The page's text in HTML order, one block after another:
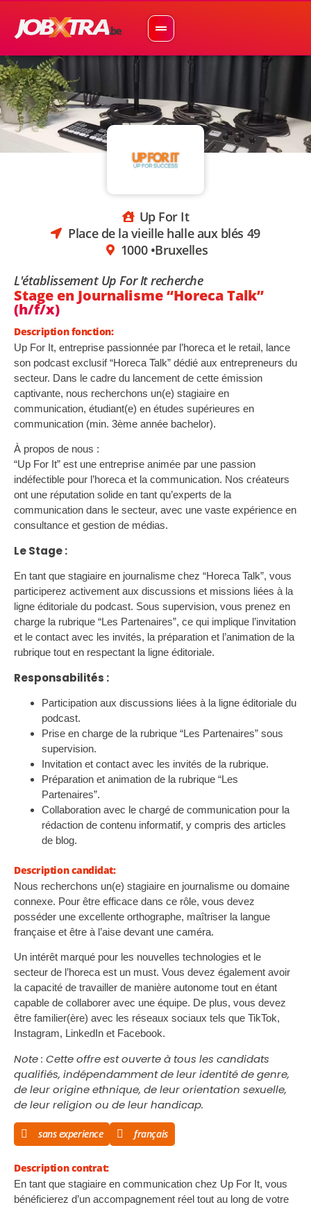
Up For It
Place de la vieille halle aux blés 49
1000 •Bruxelles
L'établissement Up For It recherche
Stage en Journalisme “Horeca Talk”
(h/f/x)
Description fonction:
Up For It, entreprise passionnée par l’horeca et le retail, lance
son podcast exclusif “Horeca Talk” dédié aux entrepreneurs du
secteur. Dans le cadre du lancement de cette émission
captivante, nous recherchons un(e) stagiaire en
communication, étudiant(e) en études supérieures en
communication (min. 3ème année bachelor).
À propos de nous :
“Up For It” est une entreprise animée par une passion
indéfectible pour l’horeca et la communication. Nos créateurs
ont une réputation solide en tant qu’experts de la
communication dans le secteur, avec une vaste expérience en
consultance et gestion de médias.
Le Stage :
En tant que stagiaire en journalisme chez “Horeca Talk”, vous
participerez activement aux discussions et missions liées à la
ligne éditoriale du podcast. Sous supervision, vous prenez en
charge la rubrique “Les Partenaires”, ce qui implique l’invitation
et le contact avec les invités, la préparation et l’animation de la
rubrique tout en respectant la ligne éditoriale.
Responsabilités :
Participation aux discussions liées à la ligne éditoriale du
podcast.
Prise en charge de la rubrique “Les Partenaires” sous
supervision.
Invitation et contact avec les invités de la rubrique.
Préparation et animation de la rubrique “Les
Partenaires”.
Collaboration avec le chargé de communication pour la
rédaction de contenu informatif, y compris des articles
de blog.
Description candidat:
Nous recherchons un(e) stagiaire en journalisme ou domaine
connexe. Pour être efficace dans ce rôle, vous devez
posséder une excellente orthographe, maîtriser la langue
française et être à l’aise devant une caméra.
Un intérêt marqué pour les nouvelles technologies et le
secteur de l’horeca est un must. Vous devez également avoir
la capacité de travailler de manière autonome tout en étant
capable de collaborer avec une équipe. De plus, vous devez
être familier(ère) avec les réseaux sociaux tels que TikTok,
Instagram, LinkedIn et Facebook.
Note : Cette offre est ouverte à tous les candidats
qualifiés, indépendamment de leur identité de genre,
de leur origine ethnique, de leur orientation sexuelle,
de leur religion ou de leur handicap.
sans experience français
Description contrat:
En tant que stagiaire en communication chez Up For It, vous
bénéficierez d’un accompagnement réel tout au long de votre